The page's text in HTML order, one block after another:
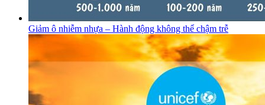
Giảm ô nhiễm nhựa – Hành động không thể chậm trễ